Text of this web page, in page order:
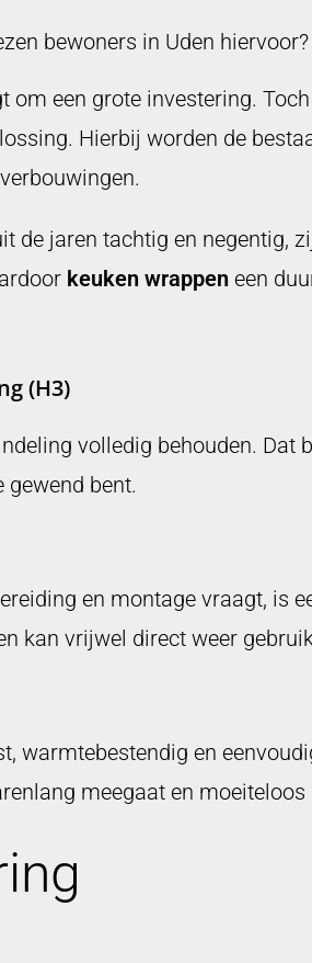
bewoners in Uden hiervoor?
om een grote investering.
Hierbij worden de
de jaren tachtig en
keuken wrappen een
(H3)
volledig behouden. Dat
bent.
en montage vraagt, is
kan vrijwel direct weer
warmtebestendig en
meegaat en